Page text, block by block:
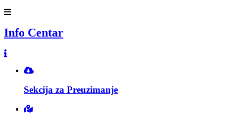
Info Centar
Sekcija za Preuzimanje